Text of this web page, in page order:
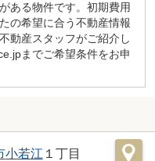
ある物件です。初期費用
の希望に合う不動産情報
動産スタッフがご紹介し
までご希望条件をお申
小若江 １丁目